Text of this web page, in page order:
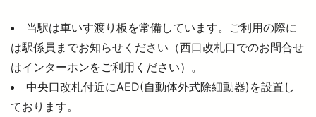
当駅は車いす渡り板を常備しています。ご利用の際に
は駅係員までお知らせください（西口改札口でのお問合せ
はインターホンをご利用ください）。
中央口改札付近にAED(自動体外式除細動器)を設置し
ております。